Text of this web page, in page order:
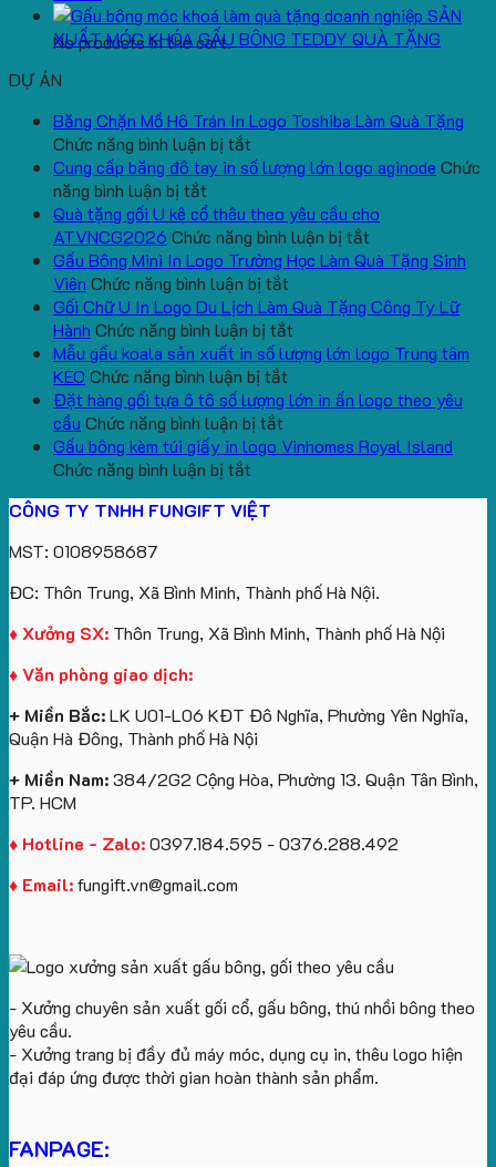
No products in the cart.
SẢN
XUẤT MÓC KHÓA GẤU BÔNG TEDDY QUÀ TẶNG
DỰ ÁN
Băng Chặn Mồ Hô Trán In Logo Toshiba Làm Quà Tặng
Chức năng bình luận bị tắt
Băng
Mồ
Hô
Trán
In
Logo
Toshiba
Làm
Quà
Tặng
Cung cấp băng đô tay in số lượng lớn logo aginode Chức
năng bình luận bị tắt
Cung
cấp
băng
đô
tay
in
số
lượng
lớn
logo
aginode
Quà tặng gối U kê cổ thêu theo yêu cầu cho
ATVNCG2026 Chức năng bình luận bị tắt
Quà
gối
kê
thêu
yêu
Gấu Bông Mini In Logo Trường Học Làm Quà Tặng Sinh
Viên Chức năng bình luận bị tắt
Gấu
Bông
Mini
Logo
Học
Gối Chữ U In Logo Du Lịch Làm Quà Tặng Công Ty Lữ
Hành Chức năng bình luận bị tắt
Gối
U
Logo
Công
Ty
Lữ
Mẫu gấu koala sản xuất in số lượng lớn logo Trung tâm
KEO Chức năng bình luận bị tắt
Mẫu
koala
lớn
logo
Trung
Đặt hàng gối tựa ô tô số lượng lớn in ấn logo theo yêu
cầu Chức năng bình luận bị tắt
Đặt
số
lượng
lớn
theo
cầu
Gấu bông kèm túi giấy in logo Vinhomes Royal Island
Chức năng bình luận bị tắt
bông
giấy
logo
CÔNG TY TNHH FUNGIFT VIỆT
MST: 0108958687
ĐC: Thôn Trung, Xã Bình Minh, Thành phố Hà Nội.
♦ Xưởng SX: Thôn Trung, Xã Bình Minh, Thành phố Hà Nội
♦ Văn phòng giao dịch:
+ Miền Bắc:LK U01-L06 KĐT Đô Nghĩa, Phường Yên Nghĩa,
Quận Hà Đông, Thành phố Hà Nội
+ Miền Nam:384/2G2 Cộng Hòa, Phường 13. Quận Tân Bình,
TP. HCM
♦ Hotline - Zalo:0397.184.595 - 0376.288.492
♦ Email:fungift.vn@gmail.com
- Xưởng chuyên sản xuất gối cổ, gấu bông, thú nhồi bông theo
yêu cầu.
- Xưởng trang bị đầy đủ máy móc, dụng cụ in, thêu logo hiện
đại đáp ứng được thời gian hoàn thành sản phẩm.
FANPAGE: